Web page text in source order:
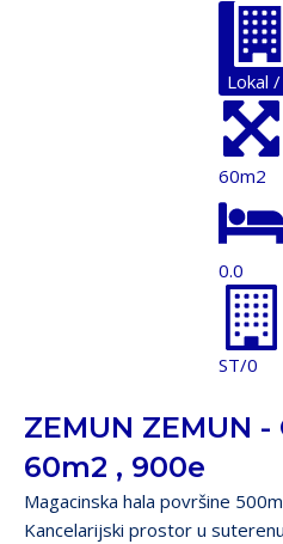
Lokal
60m2
0.0
ST/0
ZEMUN ZEMUN -
60m2 , 900e
Magacinska hala površine
Kancelarijski prostor u